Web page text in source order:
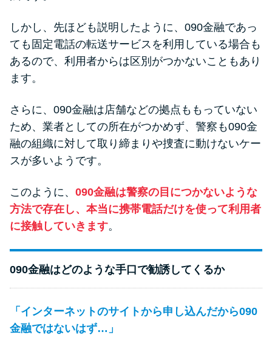
年収が低い＆他社借入があると
落ちる？バンクイックの口コミ
みずほ銀行カードローンの問い
合わせ先とシーン別の問い合わ
せ方法
しかし、先ほども説明したように、090金融であっ
ても固定電話の転送サービスを利用している場合も
あるので、利用者からは区別がつかないこともあり
ます。
さらに、090金融は店舗などの拠点ももっていない
ため、業者としての所在がつかめず、警察も090金
融の組織に対して取り締まりや捜査に動けないケー
スが多いようです。
このように、 090金融は警察の目につかないような
方法で存在し、本当に携帯電話だけを使って利用者
に接触していきます。
090金融はどのような手口で勧誘してくるか
「インターネットのサイトから申し込んだから090
金融ではないはず…」